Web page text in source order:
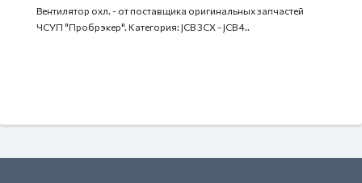
Вентилятор охл. - от поставщика оригинальных запчастей
ЧСУП "Пробрэкер". Категория: JCB 3CX - JCB 4..